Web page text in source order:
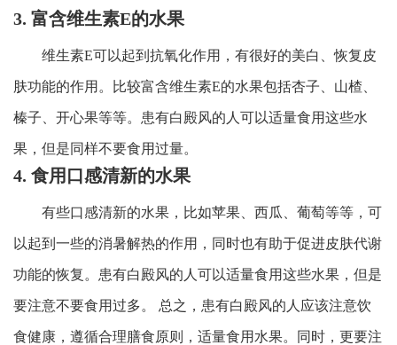
3. 富含维生素E的水果
维生素E可以起到抗氧化作用，有很好的美白、恢复皮
肤功能的作用。比较富含维生素E的水果包括杏子、山楂、
榛子、开心果等等。患有白殿风的人可以适量食用这些水
果，但是同样不要食用过量。
4. 食用口感清新的水果
有些口感清新的水果，比如苹果、西瓜、葡萄等等，可
以起到一些的消暑解热的作用，同时也有助于促进皮肤代谢
功能的恢复。患有白殿风的人可以适量食用这些水果，但是
要注意不要食用过多。 总之，患有白殿风的人应该注意饮
食健康，遵循合理膳食原则，适量食用水果。同时，更要注